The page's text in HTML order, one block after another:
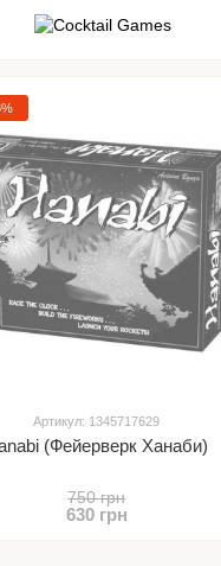
Артикул: 1345717629
(Фейерверк Ханаби)
750 грн
630 грн